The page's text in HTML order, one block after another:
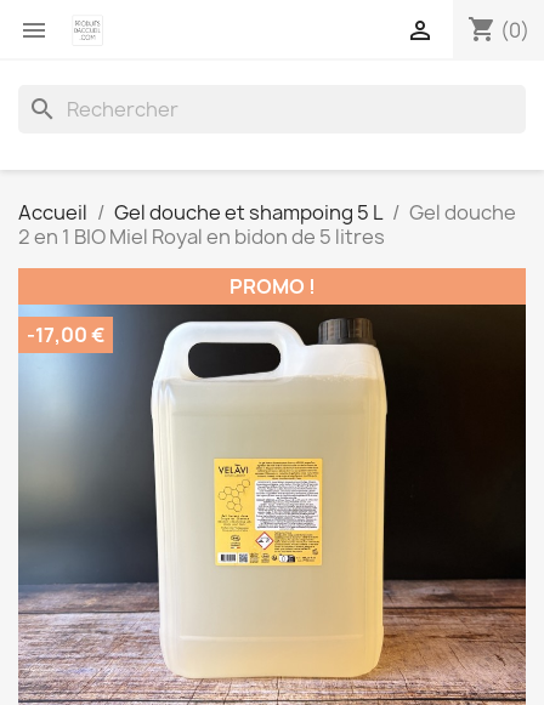
 shopping_cart (0)

search
Accueil Gel douche et shampoing 5 L
Gel douche
2 en 1 BIO Miel Royal en bidon de 5 litres
PROMO !
-17,00 €